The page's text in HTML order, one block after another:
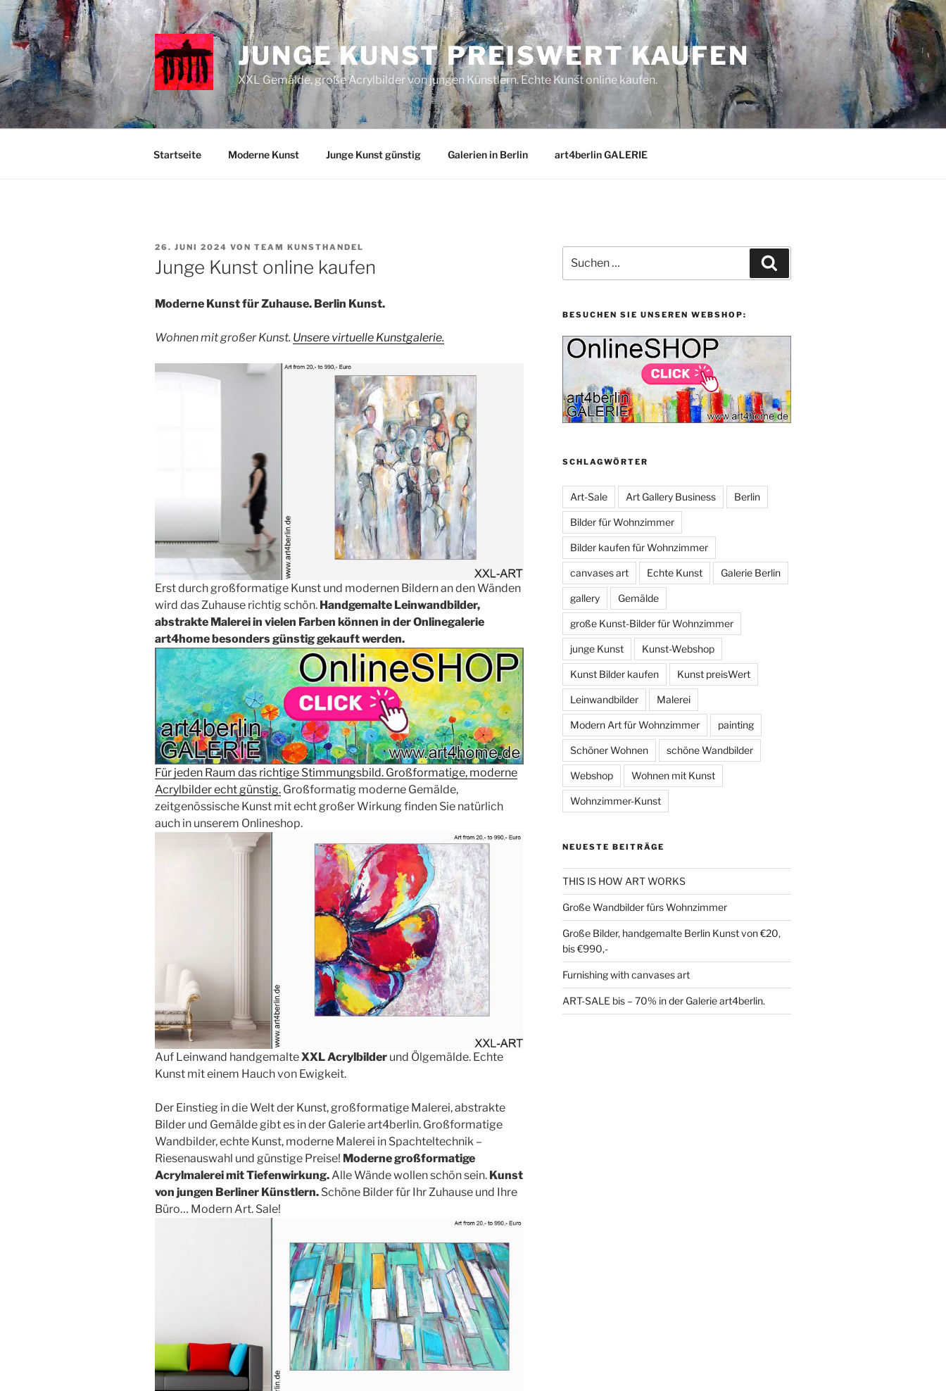
Zum
Inhalt
springen
JUNGE KUNST PREISWERT KAUFEN
XXL Gemälde, große Acrylbilder von jungen Künstlern. Echte Kunst online kaufen.
Startseite Moderne Kunst Junge Kunst günstig Galerien in Berlin art4berlin GALERIE
VERÖFFENTLICHT
AM
26. JUNI 2024 VON TEAM KUNSTHANDEL
Junge Kunst online kaufen
Moderne Kunst für Zuhause. Berlin Kunst.
Wohnen mit großer Kunst. Unsere virtuelle Kunstgalerie.
Erst durch großformatige Kunst und modernen Bildern an den Wänden
wird das Zuhause richtig schön. Handgemalte Leinwandbilder,
abstrakte Malerei in vielen Farben können in der Onlinegalerie
art4home besonders günstig gekauft werden.
Für jeden Raum das richtige Stimmungsbild. Großformatige, moderne
Acrylbilder echt günstig. Großformatig moderne Gemälde,
zeitgenössische Kunst mit echt großer Wirkung finden Sie natürlich
auch in unserem Onlineshop.
Auf Leinwand handgemalteXXL Acrylbilder und Ölgemälde. Echte
Kunst mit einem Hauch von Ewigkeit.
Der Einstieg in die Welt der Kunst, großformatige Malerei, abstrakte
Bilder und Gemälde gibt es in der Galerie art4berlin. Großformatige
Wandbilder, echte Kunst, moderne Malerei in Spachteltechnik –
Riesenauswahl und günstige Preise! Moderne großformatige
Acrylmalerei mit Tiefenwirkung.Alle Wände wollen schön sein. Kunst
von jungen Berliner Künstlern. Schöne Bilder für Ihr Zuhause und Ihre
Büro… Modern Art. Sale!
nach:
BESUCHEN SIE UNSEREN WEBSHOP:
SCHLAGWÖRTER
Art-Sale Art Gallery Business Berlin
Bilder für Wohnzimmer
Bilder kaufen für Wohnzimmer
canvases art Echte Kunst Galerie Berlin
gallery Gemälde
große Kunst-Bilder für Wohnzimmer
junge Kunst Kunst-Webshop
Kunst Bilder kaufen Kunst preisWert
Leinwandbilder Malerei
Modern Art für Wohnzimmer painting
Schöner Wohnen schöne Wandbilder
Webshop Wohnen mit Kunst
Wohnzimmer-Kunst
NEUESTE BEITRÄGE
THIS IS HOW ART WORKS
Große Wandbilder fürs Wohnzimmer
Große Bilder, handgemalte Berlin Kunst von €20,
bis €990,-
Furnishing with canvases art
ART-SALE bis – 70% in der Galerie art4berlin.